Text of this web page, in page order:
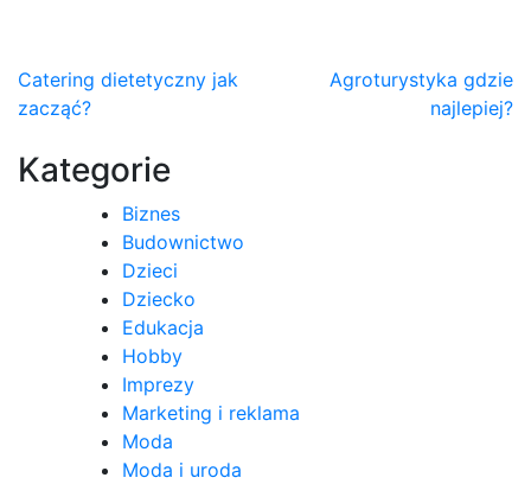
Nawigacja
wpisu
Catering dietetyczny jak
zacząć?
Agroturystyka gdzie
najlepiej?
Kategorie
Biznes
Budownictwo
Dzieci
Dziecko
Edukacja
Hobby
Imprezy
Marketing i reklama
Moda
Moda i uroda